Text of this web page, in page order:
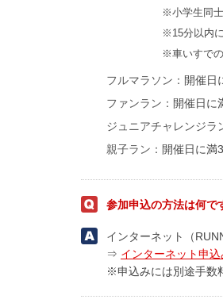
小学生同
15分以内
車いすで
フルマラソン： 開催日
ファンラン： 開催日に
ジュニアチャレンジラ
親子ラン： 開催日に満
参加申込の方法は何で
インターネット（
⇒ インターネット申込
※申込みには別途手数